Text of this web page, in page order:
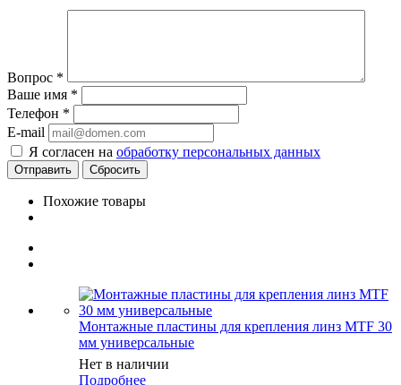
Вопрос *
Ваше имя *
Телефон *
E-mail
Я согласен на обработку персональных данных
Сбросить
Похожие товары
Монтажные пластины для крепления линз MTF 30
мм универсальные
Нет в наличии
Подробнее